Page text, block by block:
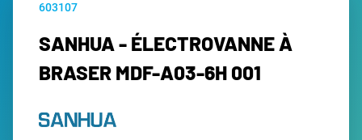
603107
SANHUA - ÉLECTROVANNE À
BRASER MDF-A03-6H 001